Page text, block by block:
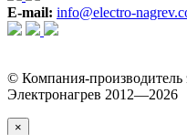
E-mail: info@electro-
© Компания-производитель
Электронагрев 2012—2026
×